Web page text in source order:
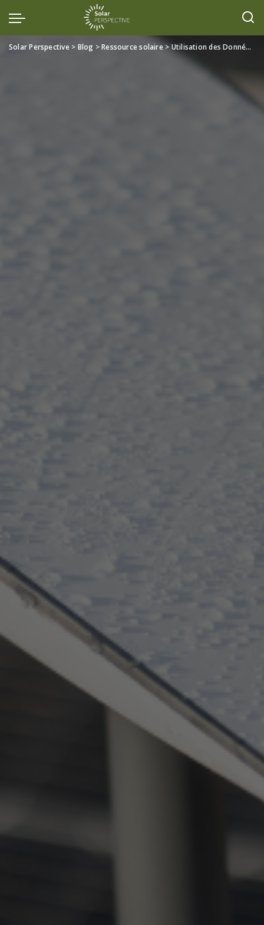
Solar Perspective> Blog >Ressource solaire>Utilisation des Données Satellitaires pour l’Évaluation de la Ressource Solaire